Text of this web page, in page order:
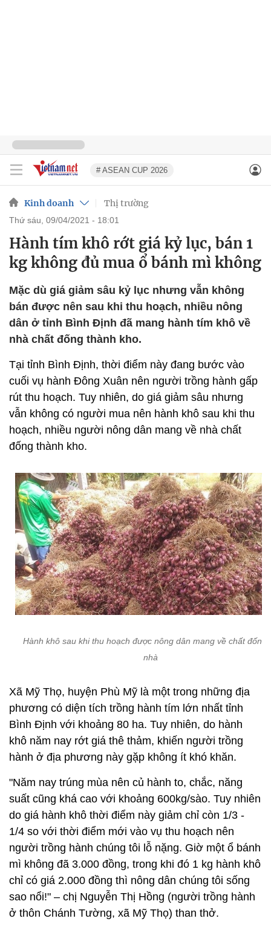
# ASEAN CUP 2026
Kinh doanh Thị trường
thứ sáu, 09/04/2021 - 18:01
Hành tím khô rớt giá kỷ lục, bán 1
kg không đủ mua ổ bánh mì không
Mặc dù giá giảm sâu kỷ lục nhưng vẫn không
bán được nên sau khi thu hoạch, nhiều nông
dân ở tỉnh Bình Định đã mang hành tím khô về
nhà chất đống thành kho.
Tại tỉnh Bình Định, thời điểm này đang bước vào
cuối vụ hành Đông Xuân nên người trồng hành gấp
rút thu hoạch. Tuy nhiên, do giá giảm sâu nhưng
vẫn không có người mua nên hành khô sau khi thu
hoạch, nhiều người nông dân mang về nhà chất
đống thành kho.
Hành khô sau khi thu hoạch được nông dân mang về chất đống
nhà
Xã Mỹ Thọ, huyện Phù Mỹ là một trong những địa
phương có diện tích trồng hành tím lớn nhất tỉnh
Bình Định với khoảng 80 ha. Tuy nhiên, do hành
khô năm nay rớt giá thê thảm, khiến người trồng
hành ở địa phương này gặp không ít khó khăn.
"Năm nay trúng mùa nên củ hành to, chắc, năng
suất cũng khá cao với khoảng 600kg/sào. Tuy nhiên
do giá hành khô thời điểm này giảm chỉ còn 1/3 -
1/4 so với thời điểm mới vào vụ thu hoạch nên
người trồng hành chúng tôi lỗ nặng. Giờ một ổ bánh
mì không đã 3.000 đồng, trong khi đó 1 kg hành khô
chỉ có giá 2.000 đồng thì nông dân chúng tôi sống
sao nổi!" – chị Nguyễn Thị Hồng (người trồng hành
ở thôn Chánh Tường, xã Mỹ Thọ) than thở.